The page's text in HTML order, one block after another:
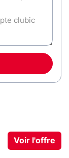
Voir l'offre